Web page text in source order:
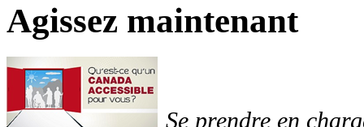
Agissez maintenant
Se prendre en